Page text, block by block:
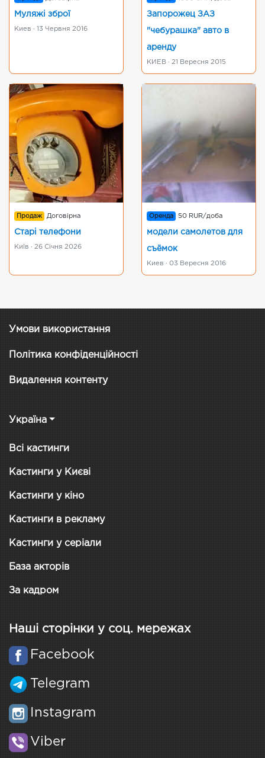
Муляжі зброї
Киев · 13 Червня 2016
Запорожец ЗАЗ
"чебурашка" авто в
аренду
КИЕВ · 21 Вересня 2015
Продаж Договірна
Старі телефони
Київ · 26 Січня 2026
Оренда 50 RUR/доба
модели самолетов для
съёмок
Киев · 03 Вересня 2016
Умови використання
Політика конфіденційності
Видалення контенту
Україна
Всі кастинги
Кастинги у Києві
Кастинги у кіно
Кастинги в рекламу
Кастинги у серіали
База акторів
За кадром
Наші сторінки у соц. мережах
Facebook
Telegram
Instagram
Viber